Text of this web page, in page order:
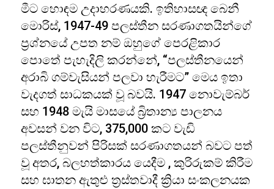
මීට හොඳම උදාහරණයකි. ඉතිහාසඥ බෙනී
මොරිස්, 1947-49 පලස්තීන සරණාගතයින්ගේ
ප්‍රශ්නයේ උපත නම් ඔහුගේ පෙරළිකාර
පොතේ පැහැදිලි කරන්නේ, “පලස්තීනයෙන්
අරාබි ගම්වැසියන් පලවා හැරීමට” මෙය ඉතා
වැදගත් සාධකයක් වූ බවයි. 1947 නොවැම්බර්
සහ 1948 මැයි මාසයේ බ්‍රිතාන්‍ය පාලනය
අවසන් වන විට, 375,000 කට වැඩි
පලස්තීනුවන් පිරිසක් සරණාගතයන් බවට පත්
වූ අතර, බලහත්කාරය යෙදීම , කුරිරුකම් කිරීම
සහ ඝාතන ඇතුළු ත්‍රස්තවාදී ක්‍රියා සංකලනයක